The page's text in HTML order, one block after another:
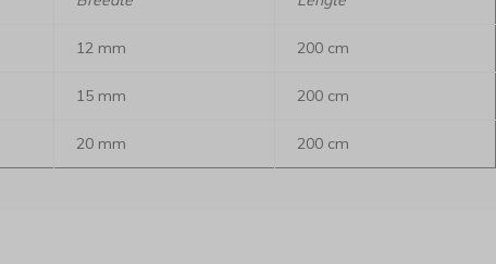
12 mm 200 cm
15 mm 200 cm
20 mm 200 cm